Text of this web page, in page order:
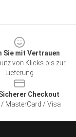
Sie mit Vertrauen
von Klicks bis zur
Lieferung
Checkout
/ MasterCard / Visa